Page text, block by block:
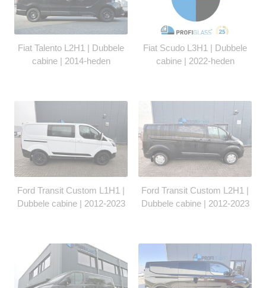
Fiat Talento L2H1 | Dubbele
cabine | 2014-heden
Fiat Scudo L3H1 | Dubbele
cabine | 2022-heden
Ford Transit Custom L1H1 |
Dubbele cabine | 2012-2023
Ford Transit Custom L2H1 |
Dubbele cabine | 2012-2023